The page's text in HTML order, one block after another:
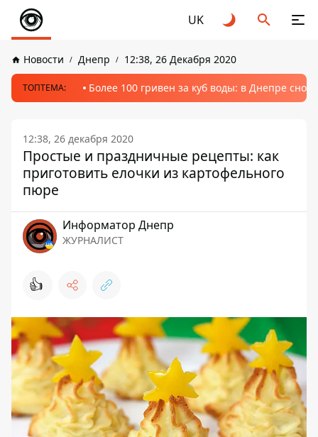
UK
Новости Днепр 12:38, 26 Декабря 2020
ТОПТЕМА: Более 100 гривен за куб воды: в Днепре
12:38, 26 декабря 2020
Простые и праздничные рецепты: как
приготовить елочки из картофельного
пюре
Информатор Днепр
ЖУРНАЛИСТ
👍